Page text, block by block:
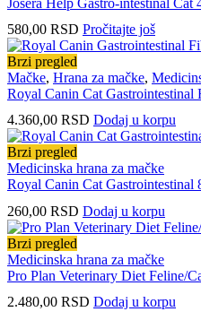
Josera Help Gastro-intestinal Cat
580,00 RSD Pročitajte još
Brzi pregled
Mačke, Hrana za mačke,
Royal Canin Cat Gastrointestinal
4.360,00 RSD Dodaj u korpu
Brzi pregled
Medicinska hrana za mačke
Royal Canin Cat Gastrointestinal
260,00 RSD Dodaj u korpu
Brzi pregled
Medicinska hrana za mačke
Pro Plan Veterinary Diet Feline/
2.480,00 RSD Dodaj u korpu